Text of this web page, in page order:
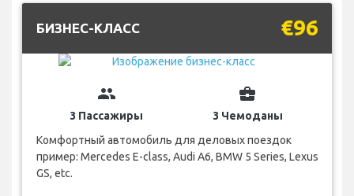
БИЗНЕС-КЛАСС €96
group
3 Пассажиры
business_center
3 Чемоданы
Комфортный автомобиль для деловых поездок
пример: Mercedes E-class, Audi A6, BMW 5 Series, Lexus
GS, etc.